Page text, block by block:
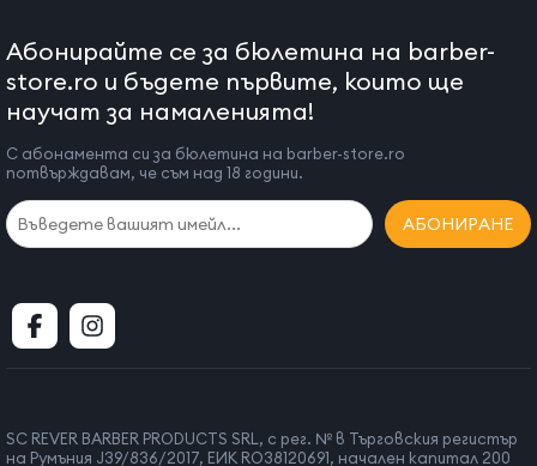
Абонирайте се за бюлетина на barber-
store.ro и бъдете първите, които ще
научат за намаленията!
С абонамента си за бюлетина на barber-store.ro
потвърждавам, че съм над 18 години.
АБОНИРАНЕ
SC REVER BARBER PRODUCTS SRL, с рег. № в Търговския регистър
на Румъния J39/836/2017, ЕИК RO38120691, начален капитал 200